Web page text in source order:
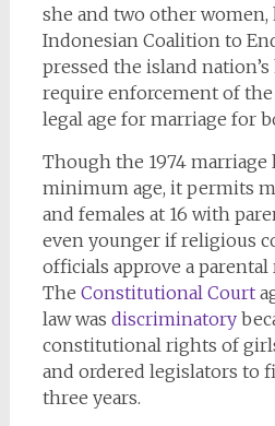
she and two other women,
Indonesian Coalition to
pressed the island
require enforcement of
legal age for marriage for
Though the 1974 marriage
minimum age, it permits
and females at 16 with
even younger if religious
officials approve a parental
The Constitutional Court
law was discriminatory
constitutional rights of
and ordered legislators to
three years.